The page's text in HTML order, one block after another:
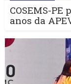
COSEMS-
anos da